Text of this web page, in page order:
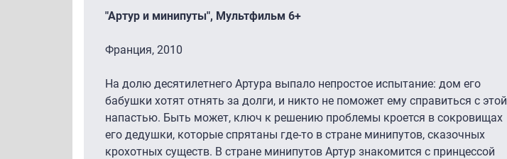
"Артур и минипуты", Мультфильм 6+
Франция, 2010
На долю десятилетнего Артура выпало непростое испытание: дом его
бабушки хотят отнять за долги, и никто не поможет ему справиться с этой
напастью. Быть может, ключ к решению проблемы кроется в сокровищах
его дедушки, которые спрятаны где-то в стране минипутов, сказочных
крохотных существ. В стране минипутов Артур знакомится с принцессой